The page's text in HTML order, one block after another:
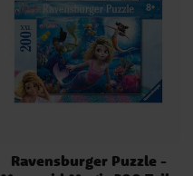
Ravensburger Puzzle -